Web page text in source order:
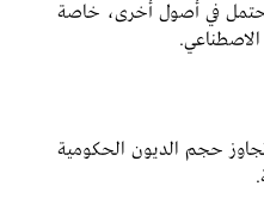
محتمل في أصول أخرى، خاصة
الاصطناعي.
تجاوز حجم الديون الحكومية